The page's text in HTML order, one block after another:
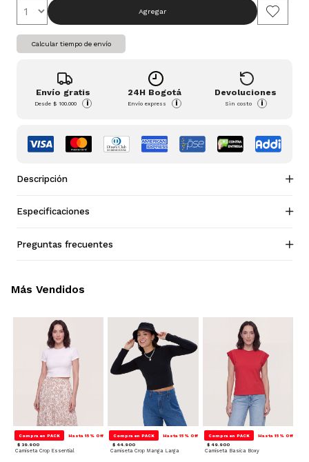
Agregar
Calcular tiempo de envío
Envío gratis
Desde$ 100.000 i
24H Bogotá
Envío express i
Devoluciones
Sin costo i
Descripción
Especificaciones
Preguntas frecuentes
Compra en PACK Hasta 15% Off
$ 39.900
Camiseta Crop Essential
Compra en PACK Hasta 15% Off
$ 44.900
Camiseta Crop Manga Larga
Compra en PACK Hasta 15% Off
$ 49.900
Camiseta Basica Boxy
Más Vendidos